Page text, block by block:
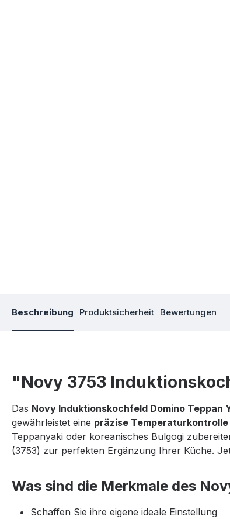
Beschreibung Produktsicherheit Bewertungen
"Novy 3753
Das Novy Induktionskochfeld Domino Teppan
gewährleistet eine präzise
Teppanyaki oder koreanisches Bulgogi
(3753) zur perfekten Ergänzung Ihrer Küche.
Was sind die Merkmale des
Schaffen Sie ihre eigene ideale Einstellung